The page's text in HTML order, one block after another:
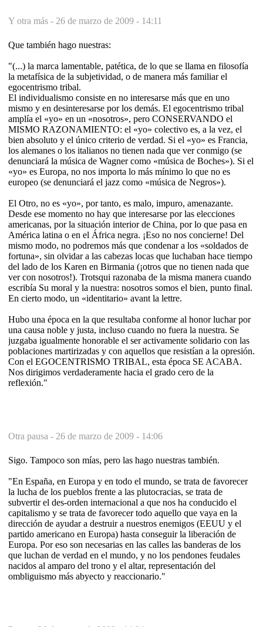
Y otra más - 26 de marzo de 2009 - 14:11
Que también hago nuestras:
"(...) la marca lamentable, patética, de lo que se llama en filosofía
la metafísica de la subjetividad, o de manera más familiar el
egocentrismo tribal.
El individualismo consiste en no interesarse más que en uno
mismo y en desinteresarse por los demás. El egocentrismo tribal
amplía el «yo» en un «nosotros», pero CONSERVANDO el
MISMO RAZONAMIENTO: el «yo» colectivo es, a la vez, el
bien absoluto y el único criterio de verdad. Si el «yo» es Francia,
los alemanes o los italianos no tienen nada que ver conmigo (se
denunciará la música de Wagner como «música de Boches»). Si el
«yo» es Europa, no nos importa lo más mínimo lo que no es
europeo (se denunciará el jazz como «música de Negros»).
El Otro, no es «yo», por tanto, es malo, impuro, amenazante.
Desde ese momento no hay que interesarse por las elecciones
americanas, por la situación interior de China, por lo que pasa en
América latina o en el África negra. ¡Eso no nos concierne! Del
mismo modo, no podremos más que condenar a los «soldados de
fortuna», sin olvidar a las cabezas locas que luchaban hace tiempo
del lado de los Karen en Birmania (¡otros que no tienen nada que
ver con nosotros!). Trotsqui razonaba de la misma manera cuando
escribía Su moral y la nuestra: nosotros somos el bien, punto final.
En cierto modo, un «identitario» avant la lettre.
Hubo una época en la que resultaba conforme al honor luchar por
una causa noble y justa, incluso cuando no fuera la nuestra. Se
juzgaba igualmente honorable el ser activamente solidario con las
poblaciones martirizadas y con aquellos que resistían a la opresión.
Con el EGOCENTRISMO TRIBAL, esta época SE ACABA.
Nos dirigimos verdaderamente hacia el grado cero de la
reflexión."
Otra pausa - 26 de marzo de 2009 - 14:06
Sigo. Tampoco son mías, pero las hago nuestras también.
"En España, en Europa y en todo el mundo, se trata de favorecer
la lucha de los pueblos frente a las plutocracias, se trata de
subvertir el des-orden internacional a que nos ha conducido el
capitalismo y se trata de favorecer todo aquello que vaya en la
dirección de ayudar a destruir a nuestros enemigos (EEUU y el
partido americano en Europa) hasta conseguir la liberación de
Europa. Por eso son necesarias en las calles las banderas de los
que luchan de verdad en el mundo, y no los pendones feudales
nacidos al amparo del trono y el altar, representación del
ombliguismo más abyecto y reaccionario."